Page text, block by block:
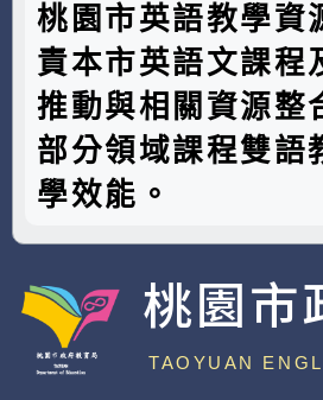
桃園市英語教學資
責本市英語文課程
推動與相關資源整
部分領域課程雙語
學效能。
桃園市
中心
TAOYUAN